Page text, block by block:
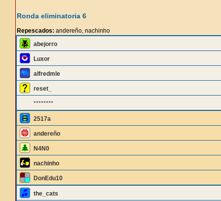
Ronda eliminatoria 6
Repescados: andereño, nachinho
abejorro
Luxor
alfredmle
reset_
********
2517a
andereño
N4N0
nachinho
DonEdu10
the_cats